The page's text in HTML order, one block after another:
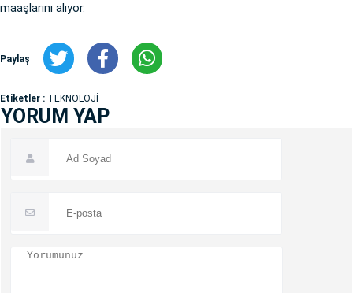
maaşlarını alıyor.
Paylaş
Etiketler : TEKNOLOJİ
YORUM YAP